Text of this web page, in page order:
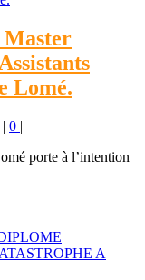
Master
Lomé.
| 0 |
porte à l’intention